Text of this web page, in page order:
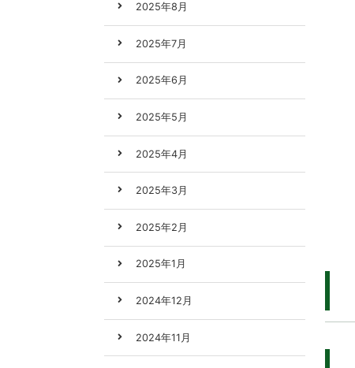
2025年8月
2025年7月
2025年6月
2025年5月
2025年4月
2025年3月
2025年2月
2025年1月
2024年12月
2024年11月